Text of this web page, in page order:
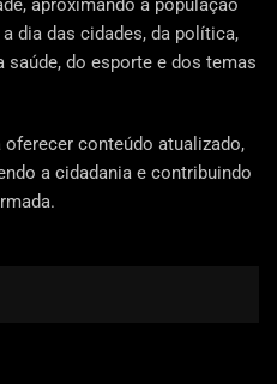
dia das cidades, da política,
saúde, do esporte e dos temas
conteúdo atualizado,
a cidadania e contribuindo